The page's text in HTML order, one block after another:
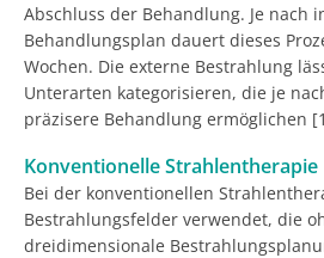
Abschluss der Behandlung. Je nach
Behandlungsplan dauert dieses
Wochen. Die externe Bestrahlung
Unterarten kategorisieren, die je
präzisere Behandlung ermöglichen
Konventionelle Strahlentherapie
Bei der konventionellen
Bestrahlungsfelder verwendet, die
dreidimensionale